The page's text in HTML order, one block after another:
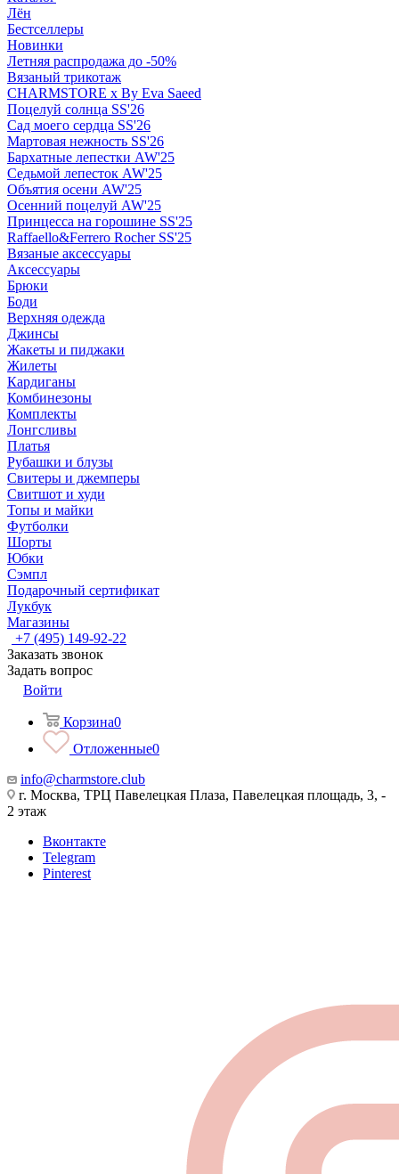
Лён
Бестселлеры
Новинки
Летняя распродажа до -50%
Вязаный трикотаж
CHARMSTORE х By Eva Saeed
Поцелуй солнца SS'26
Сад моего сердца SS'26
Мартовая нежность SS'26
Бархатные лепестки AW'25
Седьмой лепесток AW'25
Объятия осени AW'25
Осенний поцелуй AW'25
Принцесса на горошине SS'25
Raffaello&Ferrero Rocher SS'25
Вязаные аксессуары
Аксессуары
Брюки
Боди
Верхняя одежда
Джинсы
Жакеты и пиджаки
Жилеты
Кардиганы
Комбинезоны
Комплекты
Лонгсливы
Платья
Рубашки и блузы
Свитеры и джемперы
Свитшот и худи
Топы и майки
Футболки
Шорты
Юбки
Сэмпл
Подарочный сертификат
Лукбук
Магазины
+7 (495) 149-92-22
Заказать звонок
Задать вопрос
Войти
Корзина0
Отложенные0
info@charmstore.club
г. Москва, ТРЦ Павелецкая Плаза, Павелецкая площадь, 3, -
2 этаж
Вконтакте
Telegram
Pinterest